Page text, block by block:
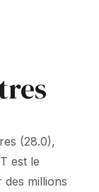
(28.0),
est le
millions